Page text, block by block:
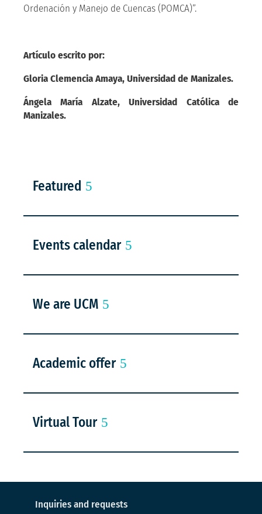
Ordenación y Manejo de Cuencas (POMCA)”.
Artículo escrito por:
Gloria Clemencia Amaya, Universidad de Manizales.
Ángela María Alzate, Universidad Católica de
Manizales.
Featured
Events calendar
We are UCM
Academic offer
Virtual Tour
Inquiries and requests